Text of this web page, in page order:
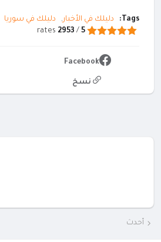
Tags: دليلك في الأخبار
دليلك في سوريا
5
/
2953
Facebook
نسخ
أحدث